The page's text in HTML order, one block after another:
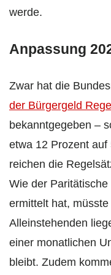
werde.
Anpassung
Zwar hat die
der Bürgergeld
bekanntgegeben –
etwa 12 Prozent
reichen die
Wie der
ermittelt hat,
Alleinstehenden
einer monatlichen
bleibt. Zudem